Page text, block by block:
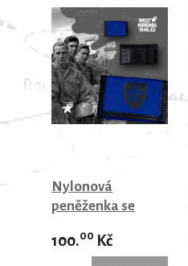
Nylonová
peněženka se
divize
100.00 Kč